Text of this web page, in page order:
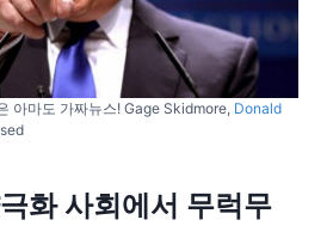
아마도 가짜뉴스! Gage Skidmore, Donald
화 사회에서 무럭무